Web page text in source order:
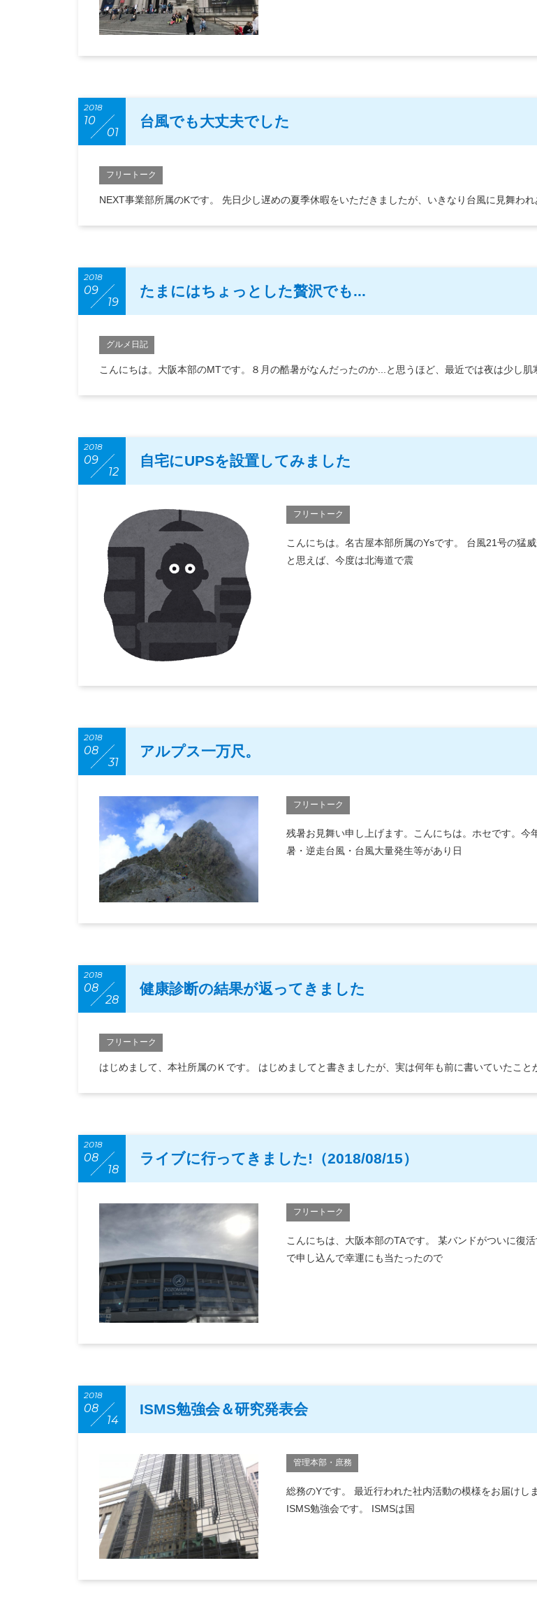
2018
10
01
台風でも大丈夫でした
フリートーク
NEXT事業部所属のKです。 先日少し遅めの夏季休暇をいただきましたが、いきなり台風に見舞われ
2018
09
19
たまにはちょっとした贅沢でも...
グルメ日記
こんにちは。大阪本部のMTです。８月の酷暑がなんだったのか...と思うほど、最近では夜は少し肌
2018
09
12
自宅にUPSを設置してみました
フリートーク
こんにちは。名古屋本部所属のYsです。 台風21号の猛
と思えば、今度は北海道で震
2018
08
31
アルプス一万尺。
フリートーク
残暑お見舞い申し上げます。こんにちは。ホセです。今
暑・逆走台風・台風大量発生等があり日
2018
08
28
健康診断の結果が返ってきました
フリートーク
はじめまして、本社所属のＫです。 はじめましてと書きましたが、実は何年も前に書いていたこと
2018
08
18
ライブに行ってきました!（2018/08/15）
フリートーク
こんにちは、大阪本部のTAです。 某バンドがついに復
で申し込んで幸運にも当たったので
2018
08
14
ISMS勉強会＆研究発表会
管理本部・庶務
総務のYです。 最近行われた社内活動の模様をお届けし
ISMS勉強会です。 ISMSは国